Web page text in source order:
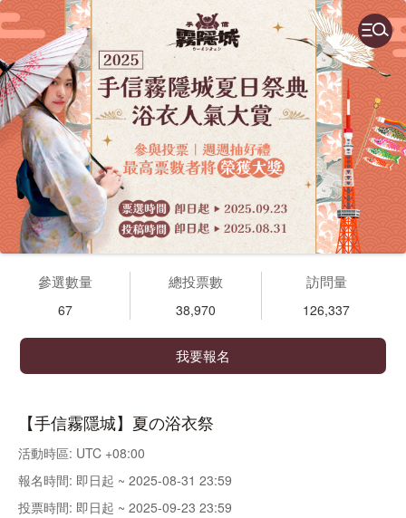
參選數量
67
總投票數
38,970
訪問量
126,337
我要報名
【手信霧隱城】夏の浴衣祭
活動時區: UTC +08:00
報名時間: 即日起 ~ 2025-08-31 23:59
投票時間: 即日起 ~ 2025-09-23 23:59